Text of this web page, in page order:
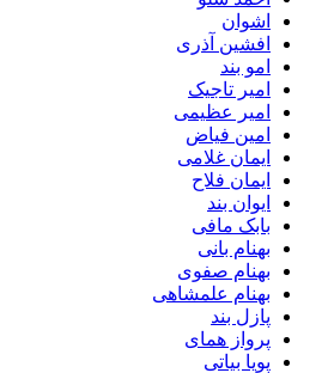
اشوان
افشین آذری
امو بند
امیر تاجیک
امیر عظیمی
امین فیاض
ایمان غلامی
ایمان فلاح
ایوان بند
بابک مافی
بهنام بانی
بهنام صفوی
بهنام علمشاهی
پازل بند
پرواز همای
پویا بیاتی